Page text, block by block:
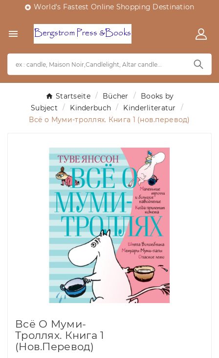
 World's Fastest Online Shopping Destination

Startseite Bücher
Books by
Subject
Kinderbuch
Kinderliteratur
Всё о Муми-троллях. Книга 1 (нов.перевод)
Всё О Муми-
Троллях. Книга 1
(нов.перевод)